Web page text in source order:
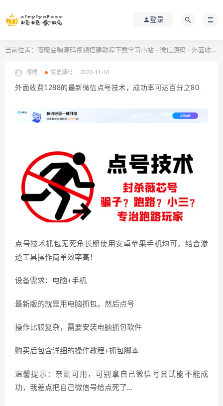
登录
当前位置： 嘎嘎会响源码视频搭建教程下载学习小站 > 微信源码 > 外面收费1288的最新微信点号技术，成功率可达百分之80
嘎嘎 微信源码 2022-11-10
外面收费1288的最新微信点号技术，成功率可达百分之80
点号技术抓包无死角长期使用安卓苹果手机均可，结合渗
透工具操作简单效率高！
设备需求：电脑+手机
最新版的就是用电脑抓包，然后点号
操作比较复杂，需要安装电脑抓包软件
购买后包含详细的操作教程+抓包脚本
温馨提示：亲测可用，可别拿自己微信号尝试能不能成
功，我差点把自己微信号给点死了…